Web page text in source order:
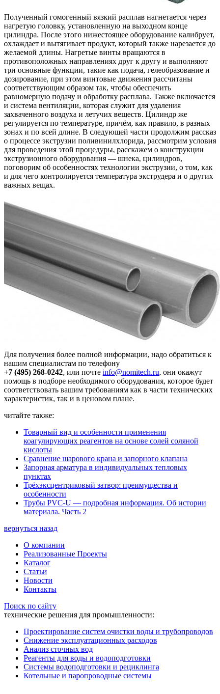
Полученный гомогенный вязкий расплав нагнетается через
нагретую головку, установленную на выходном конце
цилиндра. После этого нижестоящее оборудование калибрует,
охлаждает и вытягивает продукт, который также нарезается до
желаемой длины. Нагретые винты вращаются в
противоположных направлениях друг к другу и выполняют
три основные функции, такие как подача, гелеобразование и
дозирование, при этом винтовые движения рассчитаны
соответствующим образом так, чтобы обеспечить
равномерную подачу и обработку расплава. Также включается
и система вентиляции, которая служит для удаления
захваченного воздуха и летучих веществ. Цилиндр же
регулируется по температуре, причём, как правило, в разных
зонах и по всей длине. В следующей части продолжим рассказ
о процессе экструзии поливинилхлорида, рассмотрим условия
для проведения этой процедуры, расскажем о конструкции
экструзионного оборудования — шнека, цилиндров,
поговорим об особенностях технологии экструзии, о том, как
и для чего контролируется температура экструдера и о других
важных вещах.
Для получения более полной информации, надо обратиться к
нашим специалистам по телефону
+7 (495) 268-0242, или почте info@nomitech.ru, они окажут
помощь в подборе необходимого оборудования, которое будет
соответствовать вашим требованиям как в части технических
характеристик, так и в ценовом плане.
читайте также:
Товарный вид и особенности применения
коагулирующих реагентов на основе солей соляной
кислоты
Сравнение шарового крана и запорного клапана
Запорная арматура в индивидуальных тепловых
пунктах
Трёхэксцентриковый затвор: преимущества и
особенности
Трубы PVC-U — подробная информация. Об истории
материала. Часть 2
вернуться назад
О компании
Реализованные Проекты
Каталог
Статьи
Новости
Контакты
Поиск по сайту
технические решения для промышленности:
Проектирование систем очистки воды и трубопроводов
Снижение эксплуатационных расходов
Анализ сточных вод
Реагенты для воды и водоподготовки
Системы водоподготовки и рециклинга
Котельные и паропроводные системы